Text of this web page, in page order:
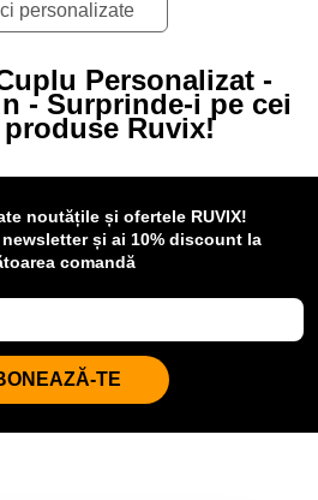
personalizate
Personalizat -
- Surprinde-i pe cei
Ruvix!
noutățile și ofertele RUVIX!
și ai 10% discount la
comandă
TE